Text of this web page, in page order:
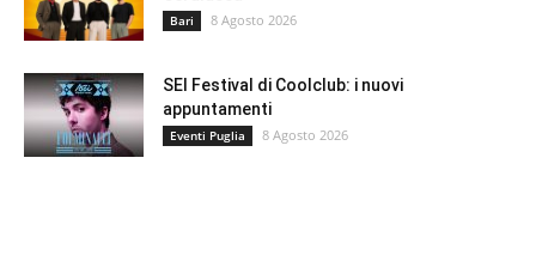
Bari 8 Agosto 2026
SEI Festival di Coolclub: i nuovi
appuntamenti
Eventi Puglia 8 Agosto 2026